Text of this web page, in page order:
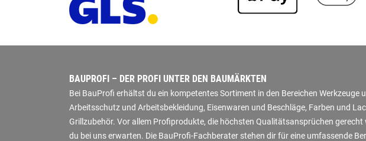
BAUPROFI – DER PROFI UNTER DEN BAUMÄRKTEN
Bei BauProfi erhältst du ein kompetentes Sortiment in den Bereichen Werkzeuge
Arbeitsschutz und Arbeitsbekleidung, Eisenwaren und Beschläge, Farben und
Grillzubehör. Vor allem Profiprodukte, die höchsten Qualitätsansprüchen
du bei uns erwarten. Die BauProfi-Fachberater stehen dir für eine umfassende